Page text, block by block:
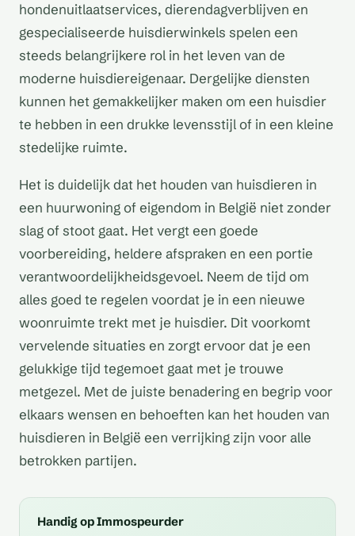
hondenuitlaatservices, dierendagverblijven en
gespecialiseerde huisdierwinkels spelen een
steeds belangrijkere rol in het leven van de
moderne huisdiereigenaar. Dergelijke diensten
kunnen het gemakkelijker maken om een huisdier
te hebben in een drukke levensstijl of in een kleine
stedelijke ruimte.
Het is duidelijk dat het houden van huisdieren in
een huurwoning of eigendom in België niet zonder
slag of stoot gaat. Het vergt een goede
voorbereiding, heldere afspraken en een portie
verantwoordelijkheidsgevoel. Neem de tijd om
alles goed te regelen voordat je in een nieuwe
woonruimte trekt met je huisdier. Dit voorkomt
vervelende situaties en zorgt ervoor dat je een
gelukkige tijd tegemoet gaat met je trouwe
metgezel. Met de juiste benadering en begrip voor
elkaars wensen en behoeften kan het houden van
huisdieren in België een verrijking zijn voor alle
betrokken partijen.
Handig op Immospeurder